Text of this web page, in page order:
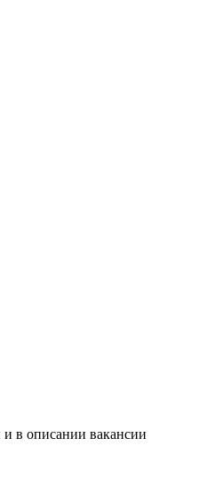
в описании вакансии